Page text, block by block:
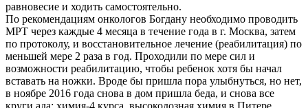
равновесие и ходить самостоятельно.
По рекомендациям онкологов Богдану необходимо проводить
МРТ через каждые 4 месяца в течение года в г. Москва, затем
по протоколу, и восстановительное лечение (реабилитация) по
меньшей мере 2 раза в год. Проходили по мере сил и
возможности реабилитацию, чтобы ребенок хотя бы начал
вставать на ножки. Вроде бы пришла пора улыбнуться, но нет,
в ноябре 2016 года снова в дом пришла беда, и снова все